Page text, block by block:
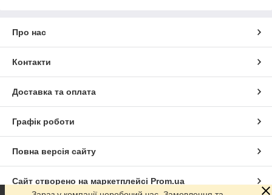
Про нас
Контакти
Доставка та оплата
Графік роботи
Повна версія сайту
Сайт створено на маркетплейсі Prom.ua